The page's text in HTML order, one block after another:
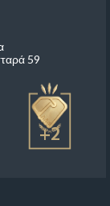
59
+2